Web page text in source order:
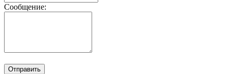
Сообщение:
Отправить